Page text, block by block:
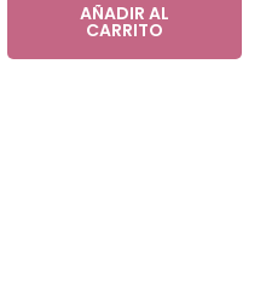
AÑADIR AL
CARRITO